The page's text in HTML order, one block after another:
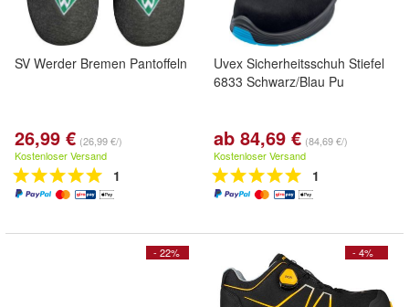
SV Werder Bremen Pantoffeln
26,99 € (26,99 €/)
Kostenloser Versand
1
Uvex Sicherheitsschuh Stiefel
6833 Schwarz/Blau Pu
ab 84,69 € (84,69 €/)
Kostenloser Versand
1
- 22% - 4%